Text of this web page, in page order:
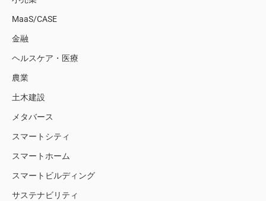
MaaS/CASE
金融
ヘルスケア・医療
農業
土木建設
メタバース
スマートシティ
スマートホーム
スマートビルディング
サステナビリティ